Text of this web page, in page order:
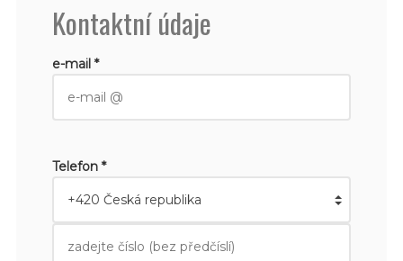
Kontaktní údaje
e-mail *
Telefon *